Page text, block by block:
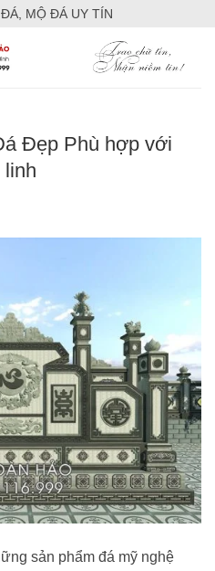
MỘ ĐÁ UY TÍN
Đẹp Phù hợp với
linh
sản phẩm đá mỹ nghệ